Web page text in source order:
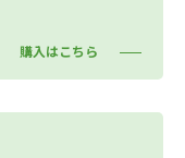
購入はこちら